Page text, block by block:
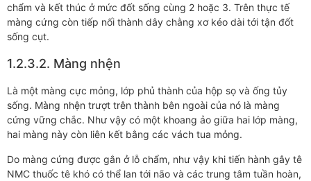
chẩm và kết thúc ở mức đốt sống cùng 2 hoặc 3. Trên thực tế
màng cứng còn tiếp nối thành dây chằng xơ kéo dài tới tận đốt
sống cụt.
1.2.3.2. Màng nhện
Là một màng cực mỏng, lớp phủ thành của hộp sọ và ống tủy
sống. Màng nhện trượt trên thành bên ngoài của nó là màng
cứng vững chắc. Như vậy có một khoang ảo giữa hai lớp màng,
hai màng này còn liên kết bằng các vách tua mỏng.
Do màng cứng được gắn ở lỗ chẩm, như vậy khi tiến hành gây tê
NMC thuốc tê khó có thể lan tới não và các trung tâm tuần hoàn,